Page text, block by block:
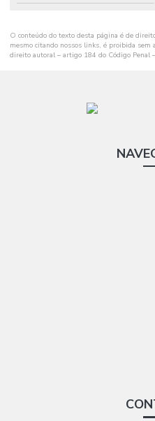
O conteúdo do texto desta página é de
mesmo citando nossos links, é proibida sem
direito autoral – artigo 184 do Código Penal –